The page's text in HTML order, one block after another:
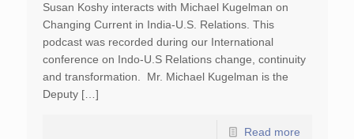
Susan Koshy interacts with Michael Kugelman on
Changing Current in India-U.S. Relations. This
podcast was recorded during our International
conference on Indo-U.S Relations change, continuity
and transformation. Mr. Michael Kugelman is the
Deputy […]
Read more